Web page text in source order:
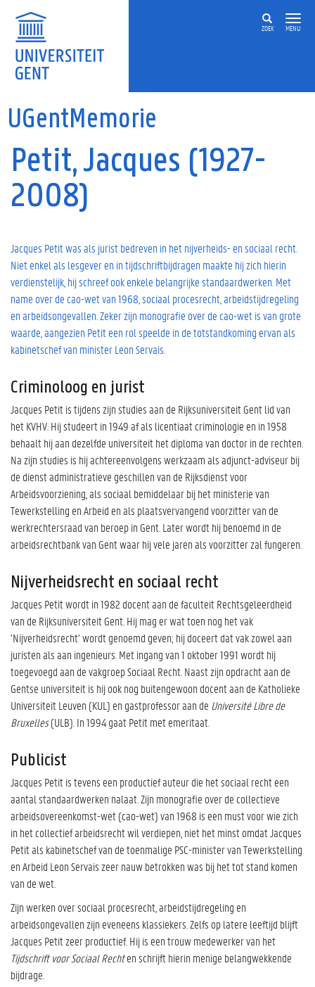
ZOEK MENU
UGentMemorie
Petit, Jacques (1927-
2008)
Jacques Petit was als jurist bedreven in het nijverheids- en sociaal recht.
Niet enkel als lesgever en in tijdschriftbijdragen maakte hij zich hierin
verdienstelijk, hij schreef ook enkele belangrijke standaardwerken. Met
name over de cao-wet van 1968, sociaal procesrecht, arbeidstijdregeling
en arbeidsongevallen. Zeker zijn monografie over de cao-wet is van grote
waarde, aangezien Petit een rol speelde in de totstandkoming ervan als
kabinetschef van minister Leon Servais.
Criminoloog en jurist
Jacques Petit is tijdens zijn studies aan de Rijksuniversiteit Gent lid van
het KVHV. Hij studeert in 1949 af als licentiaat criminologie en in 1958
behaalt hij aan dezelfde universiteit het diploma van doctor in de rechten.
Na zijn studies is hij achtereenvolgens werkzaam als adjunct-adviseur bij
de dienst administratieve geschillen van de Rijksdienst voor
Arbeidsvoorziening, als sociaal bemiddelaar bij het ministerie van
Tewerkstelling en Arbeid en als plaatsvervangend voorzitter van de
werkrechtersraad van beroep in Gent. Later wordt hij benoemd in de
arbeidsrechtbank van Gent waar hij vele jaren als voorzitter zal fungeren.
Nijverheidsrecht en sociaal recht
Jacques Petit wordt in 1982 docent aan de faculteit Rechtsgeleerdheid
van de Rijksuniversiteit Gent. Hij mag er wat toen nog het vak
’Nijverheidsrecht’ wordt genoemd geven; hij doceert dat vak zowel aan
juristen als aan ingenieurs. Met ingang van 1 oktober 1991 wordt hij
toegevoegd aan de vakgroep Sociaal Recht. Naast zijn opdracht aan de
Gentse universiteit is hij ook nog buitengewoon docent aan de Katholieke
Universiteit Leuven (KUL) en gastprofessor aan de Université Libre de
Bruxelles(ULB). In 1994 gaat Petit met emeritaat.
Publicist
Jacques Petit is tevens een productief auteur die het sociaal recht een
aantal standaardwerken nalaat. Zijn monografie over de collectieve
arbeidsovereenkomst-wet (cao-wet) van 1968 is een must voor wie zich
in het collectief arbeidsrecht wil verdiepen, niet het minst omdat Jacques
Petit als kabinetschef van de toenmalige PSC-minister van Tewerkstelling
en Arbeid Leon Servais zeer nauw betrokken was bij het tot stand komen
van de wet.
Zijn werken over sociaal procesrecht, arbeidstijdregeling en
arbeidsongevallen zijn eveneens klassiekers. Zelfs op latere leeftijd blijft
Jacques Petit zeer productief. Hij is een trouw medewerker van het
Tijdschrift voor Sociaal Rechten schrijft hierin menige belangwekkende
bijdrage.